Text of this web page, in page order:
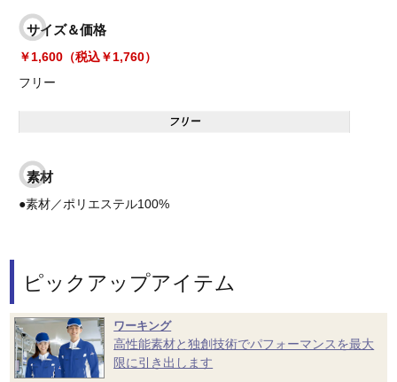
サイズ＆価格
￥1,600（税込￥1,760）
フリー
フリー
素材
●素材／ポリエステル100%
ピックアップアイテム
ワーキング
高性能素材と独創技術でパフォーマンスを最大
限に引き出します